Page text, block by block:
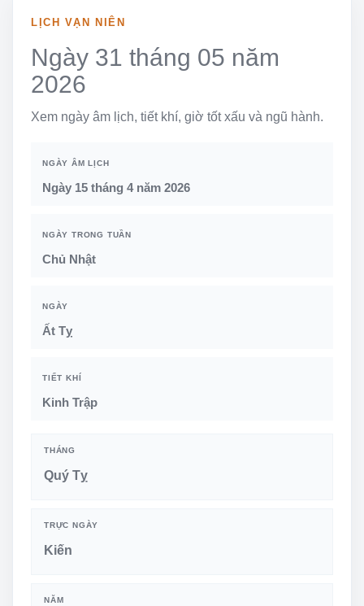
LỊCH VẠN NIÊN
Ngày 31 tháng 05 năm
2026
Xem ngày âm lịch, tiết khí, giờ tốt xấu và ngũ hành.
NGÀY ÂM LỊCH
Ngày 15 tháng 4 năm 2026
NGÀY TRONG TUẦN
Chủ Nhật
NGÀY
Ất Tỵ
TIẾT KHÍ
Kinh Trập
THÁNG
Quý Tỵ
TRỰC NGÀY
Kiến
NĂM